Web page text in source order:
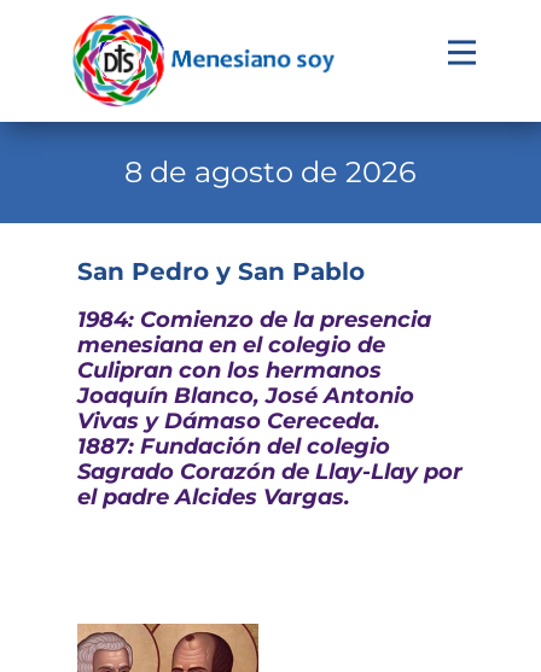
Evangelio
Familia Menesiana
Pastoral Vocacional
Recursos
Contacto
8 de agosto de 2026
San Pedro y San Pablo
1984: Comienzo de la presencia
menesiana en el colegio de
Culipran con los hermanos
Joaquín Blanco, José Antonio
Vivas y Dámaso Cereceda.
1887: Fundación del colegio
Sagrado Corazón de Llay-Llay por
el padre Alcides Vargas.